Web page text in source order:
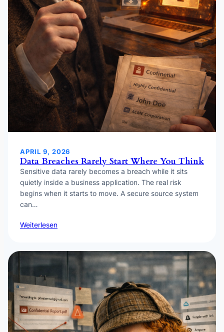
APRIL 9, 2026
Data Breaches Rarely Start Where You Think
Sensitive data rarely becomes a breach while it sits
quietly inside a business application. The real risk
begins when it starts to move. A secure source system
can…
Weiterlesen